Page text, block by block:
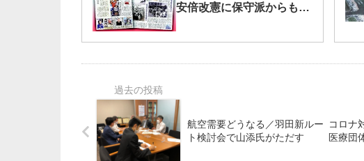
安倍改憲に保守派からもノ
航空需要どうなる／羽田新ルー
ト検討会で山添氏がただす
コロナ
医療団